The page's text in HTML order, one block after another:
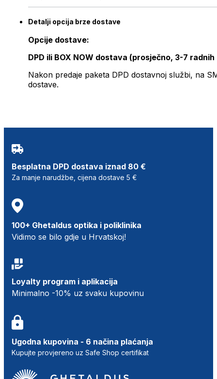
Detalji opcija brze dostave
Opcije dostave:
DPD ili BOX NOW dostava (prosječno, 3-7 radnih
Nakon predaje paketa DPD dostavnoj službi, na
dostave.
Besplatna DPD dostava iznad 80 €
Za manje narudžbe, cijena dostave 5 €
100+ Ghetaldus optika i poliklinika
Vidimo se bilo gdje u Hrvatskoj!
Loyalty program i aplikacija
Minimalno -10% uz svaku kupovinu
Ugodna kupovina - 6 načina plaćanja
Kupujte provjereno uz Safe Shop certifikat